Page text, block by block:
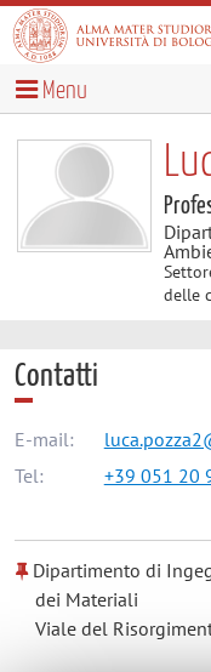
Menu
delle
Contatti
E-mail:
Tel:
+39 051 20
Dipartimento di
dei Materiali
Viale del